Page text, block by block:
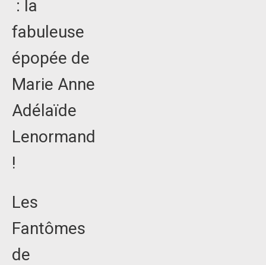
: la
fabuleuse
épopée de
Marie Anne
Adélaïde
Lenormand
!
Les
Fantômes
de